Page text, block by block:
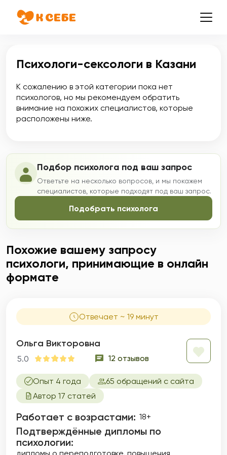
Психологи-сексологи в Казани
К сожалению в этой категории пока нет
психологов, но мы рекомендуем обратить
внимание на похожих специалистов, которые
расположены ниже.
Подбор психолога под ваш запрос
Ответьте на несколько вопросов, и мы покажем
специалистов, которые подходят под ваш запрос.
Подобрать психолога
Похожие вашему запросу
психологи, принимающие в онлайн
формате
Отвечает ~ 19 минут
Ольга Викторовна
5.0 12 отзывов
Опыт 4 года
65 обращений с сайта
Автор 17 статей
Работает с возрастами: 18+
Подтверждённые дипломы по
психологии: